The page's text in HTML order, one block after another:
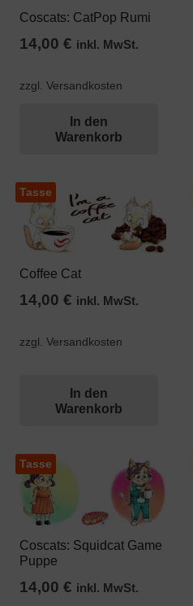
Coscats: CatPop Rumi
14,00 € inkl. MwSt.
zzgl. Versandkosten
In den
Warenkorb
Tasse
Coffee Cat
14,00 € inkl. MwSt.
zzgl. Versandkosten
In den
Warenkorb
Tasse
Coscats: Squidcat Game
Puppe
14,00 € inkl. MwSt.